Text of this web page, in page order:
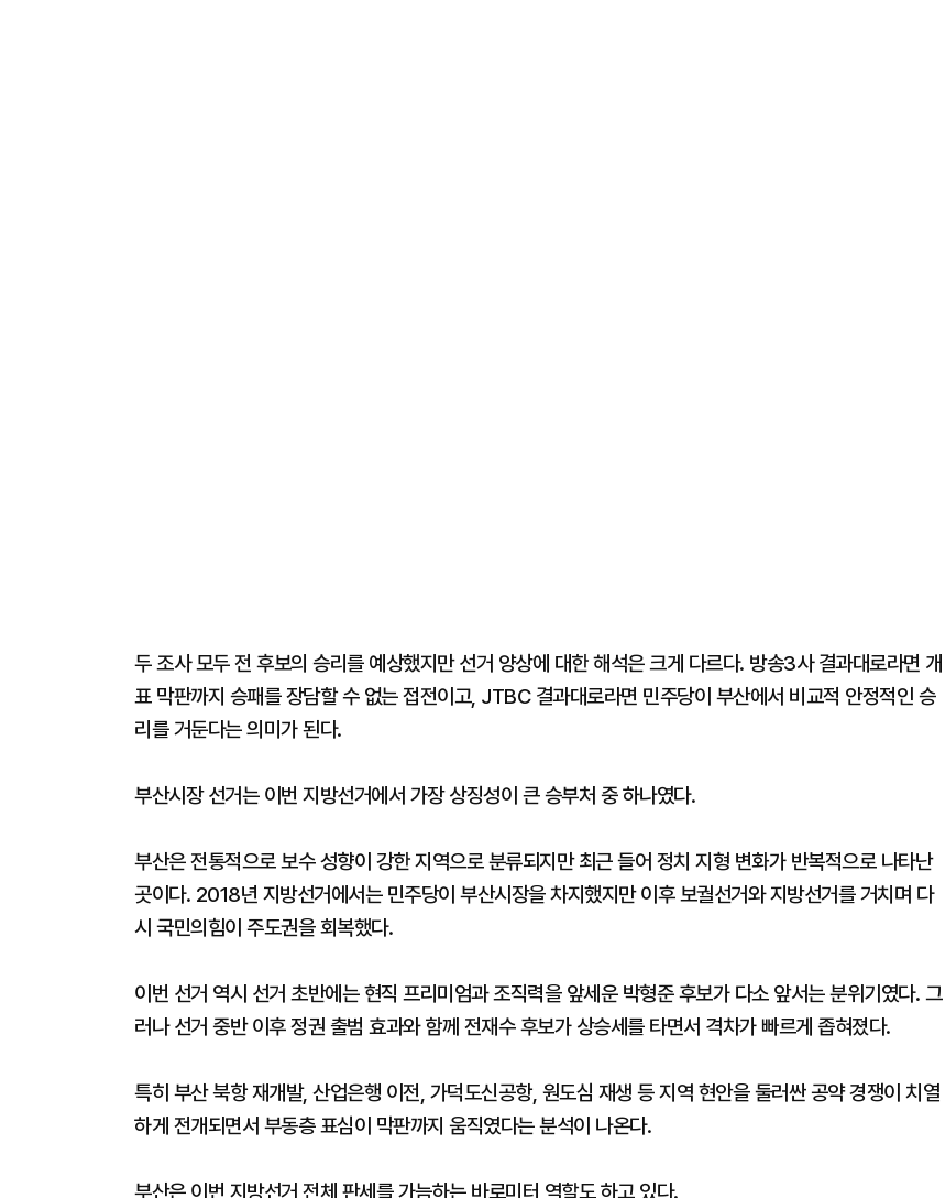
두 조사 모두 전 후보의 승리를 예상했지만 선거 양상에 대한 해석은 크게 다르다. 방송3사 결과대로라면 개
표 막판까지 승패를 장담할 수 없는 접전이고, JTBC 결과대로라면 민주당이 부산에서 비교적 안정적인 승
리를 거둔다는 의미가 된다.
부산시장 선거는 이번 지방선거에서 가장 상징성이 큰 승부처 중 하나였다.
부산은 전통적으로 보수 성향이 강한 지역으로 분류되지만 최근 들어 정치 지형 변화가 반복적으로 나타난
곳이다. 2018년 지방선거에서는 민주당이 부산시장을 차지했지만 이후 보궐선거와 지방선거를 거치며 다
시 국민의힘이 주도권을 회복했다.
이번 선거 역시 선거 초반에는 현직 프리미엄과 조직력을 앞세운 박형준 후보가 다소 앞서는 분위기였다. 그
러나 선거 중반 이후 정권 출범 효과와 함께 전재수 후보가 상승세를 타면서 격차가 빠르게 좁혀졌다.
특히 부산 북항 재개발, 산업은행 이전, 가덕도신공항, 원도심 재생 등 지역 현안을 둘러싼 공약 경쟁이 치열
하게 전개되면서 부동층 표심이 막판까지 움직였다는 분석이 나온다.
부산은 이번 지방선거 전체 판세를 가늠하는 바로미터 역할도 하고 있다.